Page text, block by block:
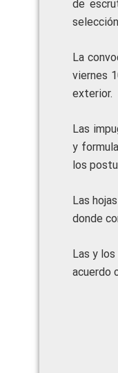
de
La
viernes
exterior.
Las
y
los
Las
donde
Las y
acuerdo